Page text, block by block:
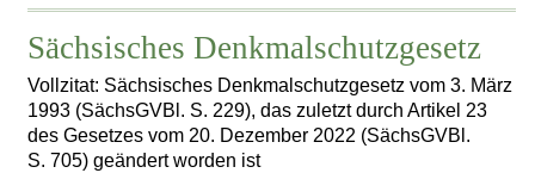
Sächsisches Denkmalschutzgesetz
Vollzitat: Sächsisches Denkmalschutzgesetz vom 3. März
1993 (SächsGVBl. S. 229), das zuletzt durch Artikel 23
des Gesetzes vom 20. Dezember 2022 (SächsGVBl.
S. 705) geändert worden ist